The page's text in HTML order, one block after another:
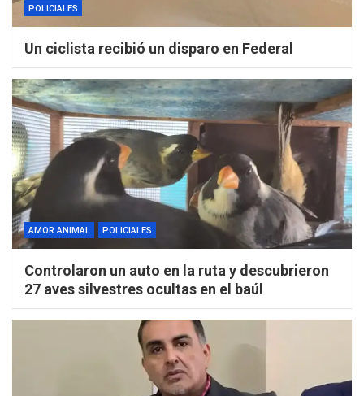
POLICIALES
Un ciclista recibió un disparo en Federal
AMOR ANIMAL POLICIALES
Controlaron un auto en la ruta y descubrieron
27 aves silvestres ocultas en el baúl